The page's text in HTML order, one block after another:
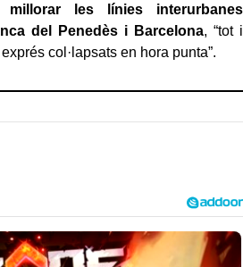
les línies interurbanes
del Penedès i Barcelona, “tot i
col·lapsats en hora punta”.